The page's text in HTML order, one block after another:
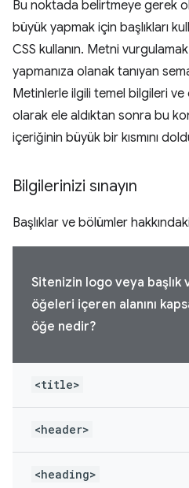
Bu noktada belirtmeye gerek
büyük yapmak için başlıkları
CSS kullanın. Metni
yapmanıza olanak tanıyan
Metinlerle ilgili temel bilgileri ve
olarak ele aldıktan sonra bu
içeriğinin büyük bir kısmını
Bilgilerinizi sınayın
Başlıklar ve bölümler
Sitenizin logo veya başlık
öğeleri içeren alanını
öğe nedir?
<title>
<header>
<heading>